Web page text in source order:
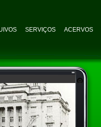
SERVIÇOS ACERVOS